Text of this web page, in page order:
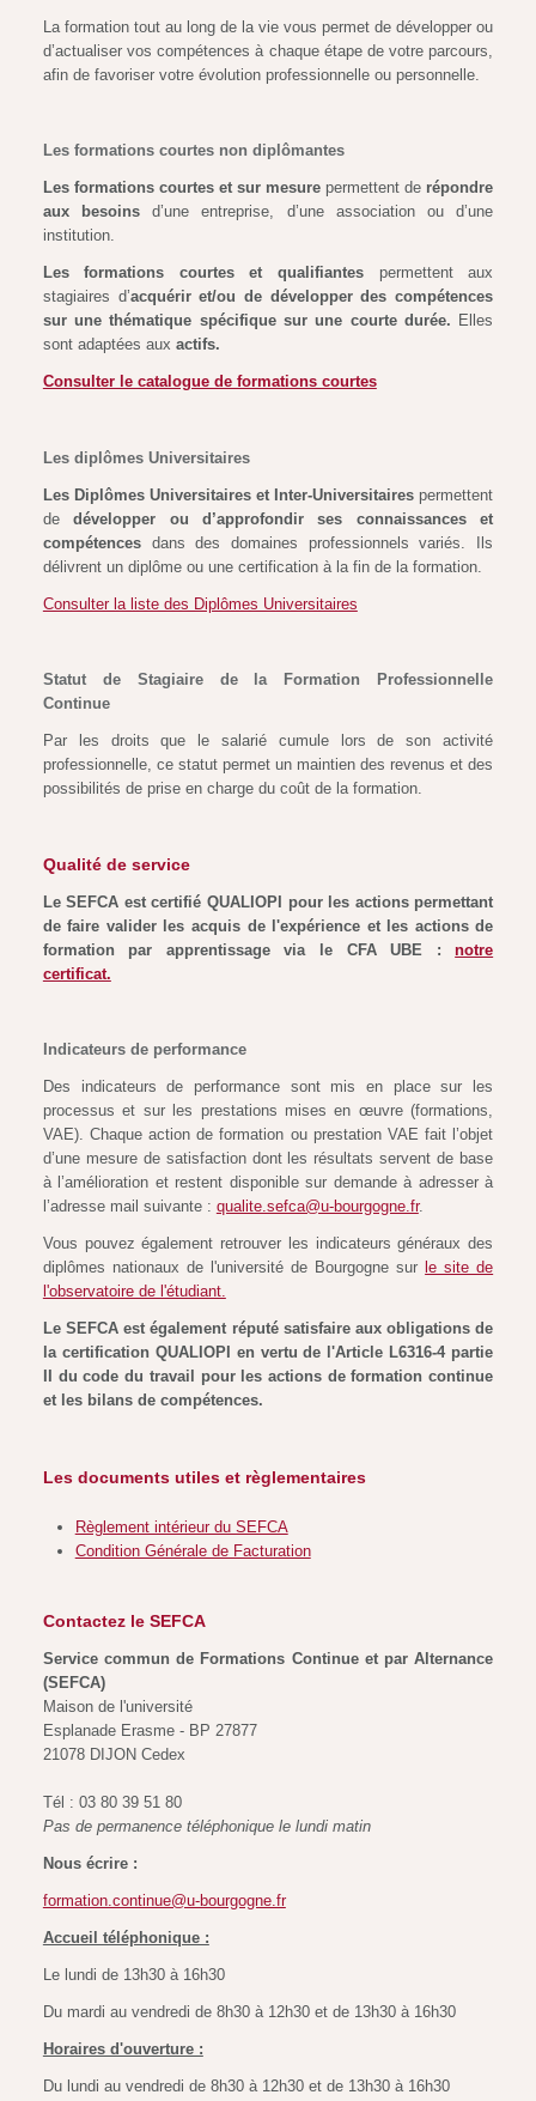
La formation tout au long de la vie vous permet de développer ou
d’actualiser vos compétences à chaque étape de votre parcours,
afin de favoriser votre évolution professionnelle ou personnelle.
Les formations courtes non diplômantes
Les formations courtes et sur mesure permettent de répondre
aux besoins d’une entreprise, d’une association ou d’une
institution.
Les formations courtes et qualifiantes permettent aux
stagiaires d’acquérir et/ou de développer des compétences
sur une thématique spécifique sur une courte durée. Elles
sont adaptées aux actifs.
Consulter le catalogue de formations courtes
Les diplômes Universitaires
Les Diplômes Universitaires et Inter-Universitaires permettent
dedévelopper ou d’approfondir ses connaissances et
compétencesdans des domaines professionnels variés. Ils
délivrent un diplôme ou une certification à la fin de la formation.
Consulter la liste des Diplômes Universitaires
Statut de Stagiaire de la Formation Professionnelle
Continue
Par les droits que le salarié cumule lors de son activité
professionnelle, ce statut permet un maintien des revenus et des
possibilités de prise en charge du coût de la formation.
Qualité de service
Le SEFCA est certifié QUALIOPI pour les actions permettant
de faire valider les acquis de l'expérience et les actions de
formation par apprentissage via le CFA UBE :notre
certificat.
Indicateurs de performance
Des indicateurs de performance sont mis en place sur les
processus et sur les prestations mises en œuvre (formations,
VAE). Chaque action de formation ou prestation VAE fait l’objet
d’une mesure de satisfaction dont les résultats servent de base
à l’amélioration et restent disponible sur demande à adresser à
l’adresse mail suivante : qualite.sefca@u-bourgogne.fr.
Vous pouvez également retrouver les indicateurs généraux des
diplômes nationaux de l'université de Bourgogne sur le site de
l'observatoire de l'étudiant.
Le SEFCA est également réputé satisfaire aux obligations de
la certification QUALIOPI en vertu de l'Article L6316-4 partie
II du code du travail pour les actions de formation continue
et les bilans de compétences.
Les documents utiles et règlementaires
Règlement intérieur du SEFCA
Condition Générale de Facturation
Contactez le SEFCA
Service commun de Formations Continue et par Alternance
(SEFCA)
Maison de l'université
Esplanade Erasme - BP 27877
21078 DIJON Cedex
Tél : 03 80 39 51 80
Pas de permanence téléphonique le lundi matin
Nous écrire :
formation.continue@u-bourgogne.fr
Accueil téléphonique :
Le lundi de 13h30 à 16h30
Du mardi au vendredi de 8h30 à 12h30 et de 13h30 à 16h30
Horaires d'ouverture :
Du lundi au vendredi de 8h30 à 12h30 et de 13h30 à 16h30